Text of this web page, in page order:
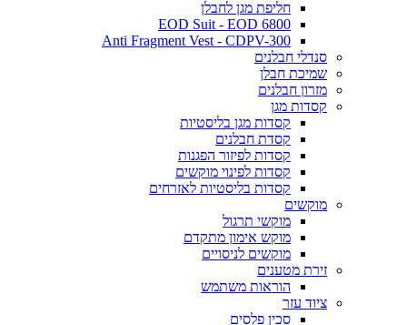
חליפת מגן לחבלן
EOD Suit - EOD 6800
Anti Fragment Vest - CDPV-300
סנדלי חבלנים
שמיכת חבלן
מזרון חבלנים
קסדות מגן
קסדות מגן בליסטיות
קסדת חבלנים
קסדות לפיזור הפגנות
קסדות לפינוי מוקשים
קסדות בליסטיות לאזרחים
מוקשים
מוקשי תרגול
מוקש אימון מתקדם
מוקשים לניסויים
זירת מטענים
הוראות משתמש
ציוד עזר
סכין פלסים